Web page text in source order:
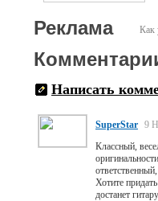
Как
Реклама
Написать
SuperStar 9
Классный,
Хотите
достанет